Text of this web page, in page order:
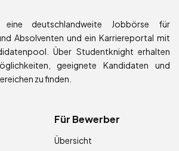
deutschlandweite Jobbörse für
Absolventen und ein Karriereportal mit
Über Studentknight erhalten
geeignete Kandidaten und
zu finden.
Für Bewerber
Übersicht